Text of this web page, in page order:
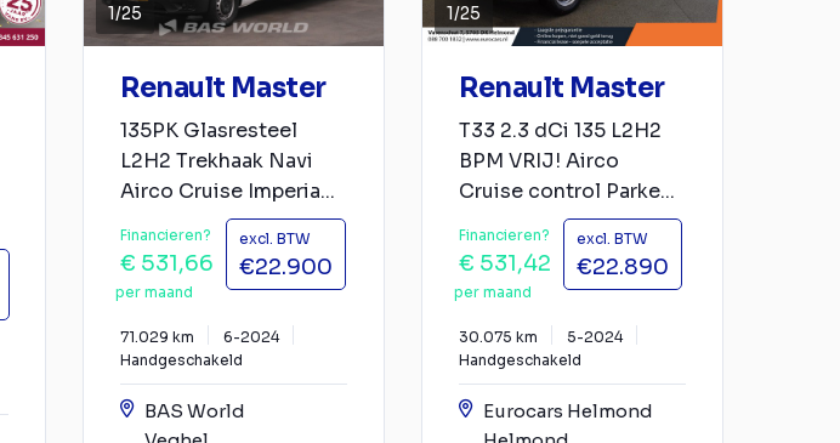
1/25
Renault Master
135PK Glasresteel
L2H2 Trekhaak Navi
Airco Cruise Imperia...
Financieren?
€ 531,66
per maand
excl. BTW
€22.900
71.029 km
6-2024
Handgeschakeld
BAS World
1/25
Renault Master
T33 2.3 dCi 135 L2H2
BPM VRIJ! Airco
Cruise control Parke...
Financieren?
€ 531,42
per maand
excl. BTW
€22.890
30.075 km
5-2024
Handgeschakeld
Eurocars Helmond